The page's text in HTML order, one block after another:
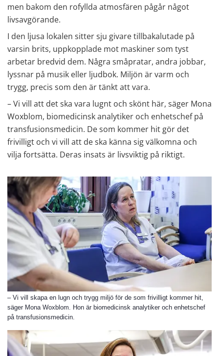
men bakom den rofyllda atmosfären pågår något
livsavgörande.
I den ljusa lokalen sitter sju givare tillbakalutade på
varsin brits, uppkopplade mot maskiner som tyst
arbetar bredvid dem. Några småpratar, andra jobbar,
lyssnar på musik eller ljudbok. Miljön är varm och
trygg, precis som den är tänkt att vara.
– Vi vill att det ska vara lugnt och skönt här, säger Mona
Woxblom, biomedicinsk analytiker och enhetschef på
transfusionsmedicin. De som kommer hit gör det
frivilligt och vi vill att de ska känna sig välkomna och
vilja fortsätta. Deras insats är livsviktig på riktigt.
– Vi vill skapa en lugn och trygg miljö för de som frivilligt kommer hit,
säger Mona Woxblom. Hon är biomedicinsk analytiker och enhetschef
på transfusionsmedicin.